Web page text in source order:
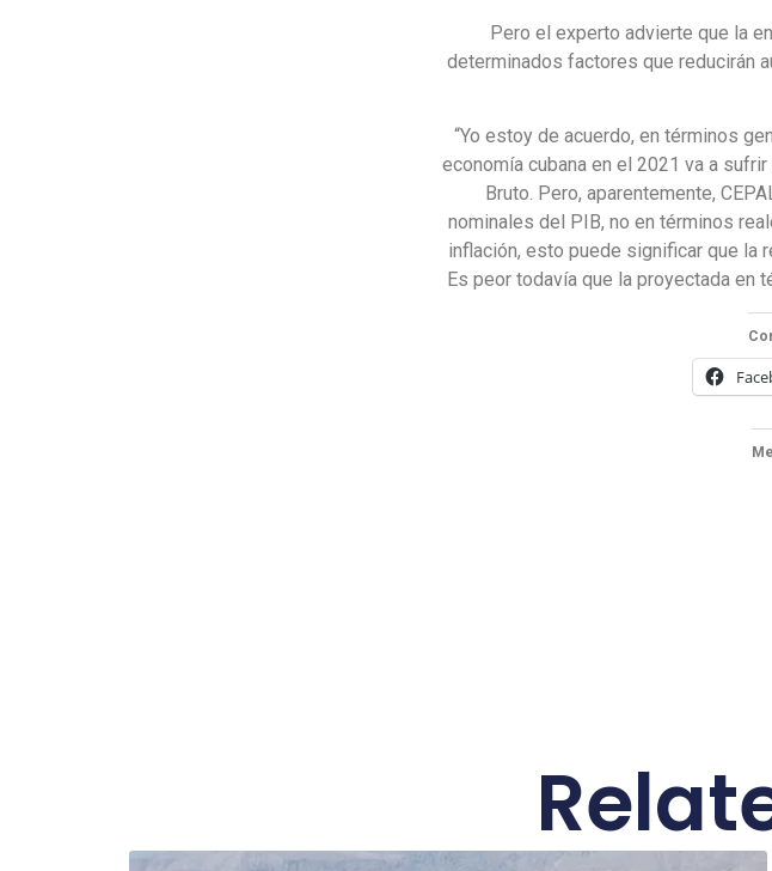
Pero el experto advierte que la
determinados factores que reducirán
“Yo estoy de acuerdo, en términos
economía cubana en el 2021 va a
Bruto. Pero, aparentemente,
nominales del PIB, no en términos
inflación, esto puede significar que la
Es peor todavía que la proyectada en